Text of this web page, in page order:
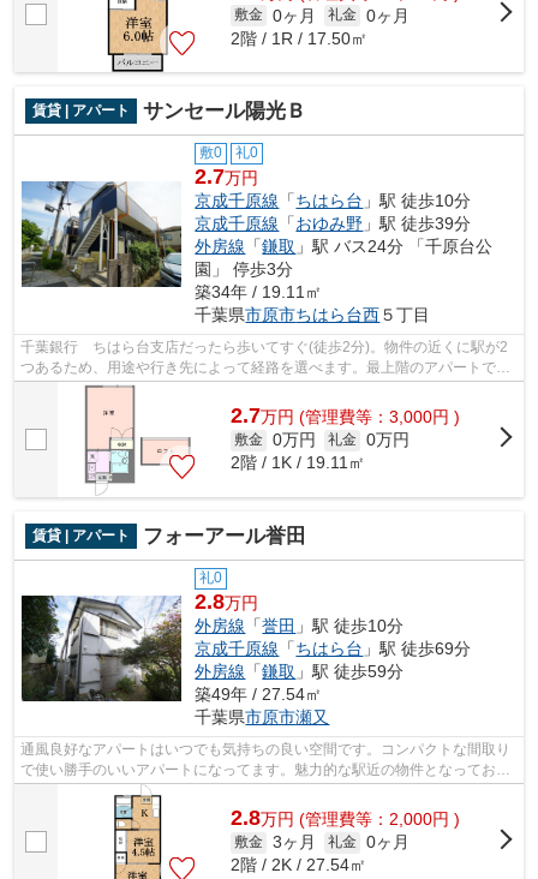
敷金 0ヶ月 礼金 0ヶ月
2階 / 1R / 17.50㎡
賃貸 | アパート サンセール陽光Ｂ
敷0 礼0
2.7万円
京成千原線 「ちはら台 」駅 徒歩10分
京成千原線 「おゆみ野 」駅 徒歩39分
外房線 「鎌取 」駅 バス24分 「千原台公
園」 停歩3分
築34年 / 19.11㎡
千葉県市原市ちはら台西５丁目
千葉銀行 ちはら台支店だったら歩いてすぐ(徒歩2分)。物件の近くに駅が2
つあるため、用途や行き先によって経路を選べます。最上階のアパートで
す。こちらの物件はアパートです。ご来...
2.7万円 (管理費等：3,000円 )
敷金 0万円 礼金 0万円
2階 / 1K / 19.11㎡
賃貸 | アパート フォーアール誉田
礼0
2.8万円
外房線 「誉田 」駅 徒歩10分
京成千原線 「ちはら台 」駅 徒歩69分
外房線 「鎌取 」駅 徒歩59分
築49年 / 27.54㎡
千葉県市原市瀬又
通風良好なアパートはいつでも気持ちの良い空間です。コンパクトな間取り
で使い勝手のいいアパートになってます。魅力的な駅近の物件となってお
り、駅まで徒歩10分となります。最上階...
2.8万円 (管理費等：2,000円 )
敷金 3ヶ月 礼金 0ヶ月
2階 / 2K / 27.54㎡